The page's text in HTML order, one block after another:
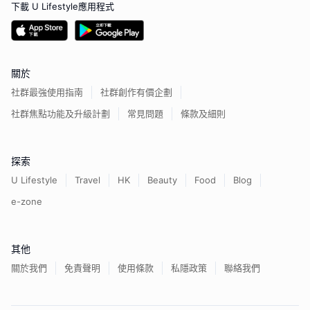
下載 U Lifestyle應用程式
關於
社群最強使用指南
社群創作有價企劃
社群焦點功能及升級計劃
常見問題 條款及細則
探索
U Lifestyle Travel HK Beauty Food
Blog
e-zone
其他
關於我們 免責聲明 使用條款 私隱政策 聯絡我們